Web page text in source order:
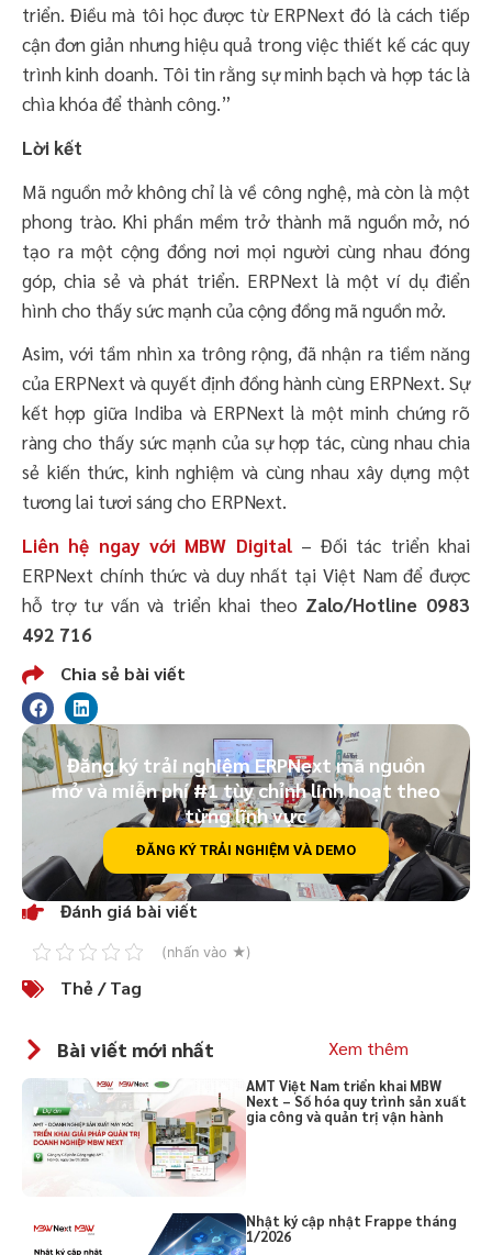
triển. Điều mà tôi học được từ ERPNext đó là cách tiếp
cận đơn giản nhưng hiệu quả trong việc thiết kế các quy
trình kinh doanh. Tôi tin rằng sự minh bạch và hợp tác là
chìa khóa để thành công.”
Lời kết
Mã nguồn mở không chỉ là về công nghệ, mà còn là một
phong trào. Khi phần mềm trở thành mã nguồn mở, nó
tạo ra một cộng đồng nơi mọi người cùng nhau đóng
góp, chia sẻ và phát triển. ERPNext là một ví dụ điển
hình cho thấy sức mạnh của cộng đồng mã nguồn mở.
Asim, với tầm nhìn xa trông rộng, đã nhận ra tiềm năng
của ERPNext và quyết định đồng hành cùng ERPNext. Sự
kết hợp giữa Indiba và ERPNext là một minh chứng rõ
ràng cho thấy sức mạnh của sự hợp tác, cùng nhau chia
sẻ kiến thức, kinh nghiệm và cùng nhau xây dựng một
tương lai tươi sáng cho ERPNext.
Liên hệ ngay với MBW Digital – Đối tác triển khai
ERPNext chính thức và duy nhất tại Việt Nam để được
hỗ trợ tư vấn và triển khai theo Zalo/Hotline 0983
492 716
Chia sẻ bài viết
Đăng ký trải nghiệm ERPNext mã nguồn
mở và miễn phí #1 tùy chỉnh linh hoạt theo
từng lĩnh vực
ĐĂNG KÝ TRẢI NGHIỆM VÀ DEMO
Đánh giá bài viết
(nhấn vào ★)
Thẻ / Tag
Bài viết mới nhất Xem thêm
AMT Việt Nam triển khai MBW
Next – Số hóa quy trình sản xuất
gia công và quản trị vận hành
Nhật ký cập nhật Frappe tháng
1/2026